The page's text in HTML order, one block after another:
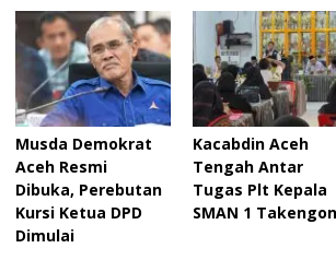
Musda Demokrat
Aceh Resmi
Dibuka, Perebutan
Kursi Ketua DPD
Dimulai
Kacabdin Aceh
Tengah Antar
Tugas Plt Kepala
SMAN 1 Takengon